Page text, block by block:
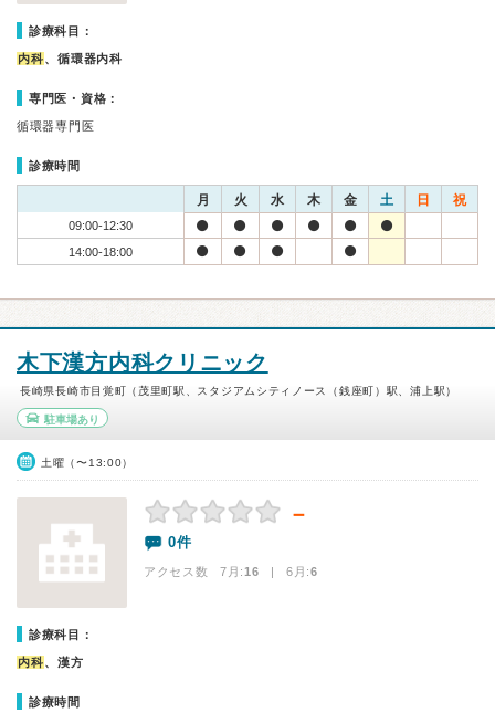
診療科目：
内科、循環器内科
専門医・資格：
循環器専門医
診療時間
月 火 水 木 金 土 日 祝
09:00-12:30
14:00-18:00
木下漢方内科クリニック
長崎県長崎市目覚町（茂里町駅、スタジアムシティノース（銭座町）駅、浦上駅）
駐車場あり
土曜（〜13:00）
－
0件
アクセス数 7月:16 | 6月:6
診療科目：
内科、漢方
診療時間